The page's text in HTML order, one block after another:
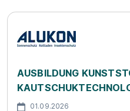
AUSBILDUNG
01.09.2026